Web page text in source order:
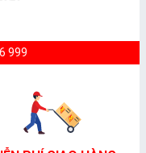
999